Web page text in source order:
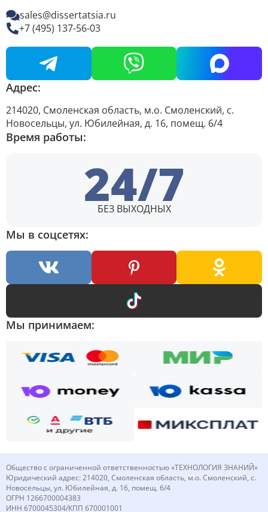
sales@dissertatsia.ru
+7 (495) 137-56-03
Адрес:
214020, Смоленская область, м.о. Смоленский, с.
Новосельцы, ул. Юбилейная, д. 16, помещ. 6/4
Время работы:
24/7
БЕЗ ВЫХОДНЫХ
Мы в соцсетях:
Мы принимаем:
Общество с ограниченной ответственностью «ТЕХНОЛОГИЯ ЗНАНИЙ»
Юридический адрес: 214020, Смоленская область, м.о. Смоленский, с.
Новосельцы, ул. Юбилейная, д. 16, помещ. 6/4
ОГРН 1266700004383
ИНН 6700045304/КПП 670001001